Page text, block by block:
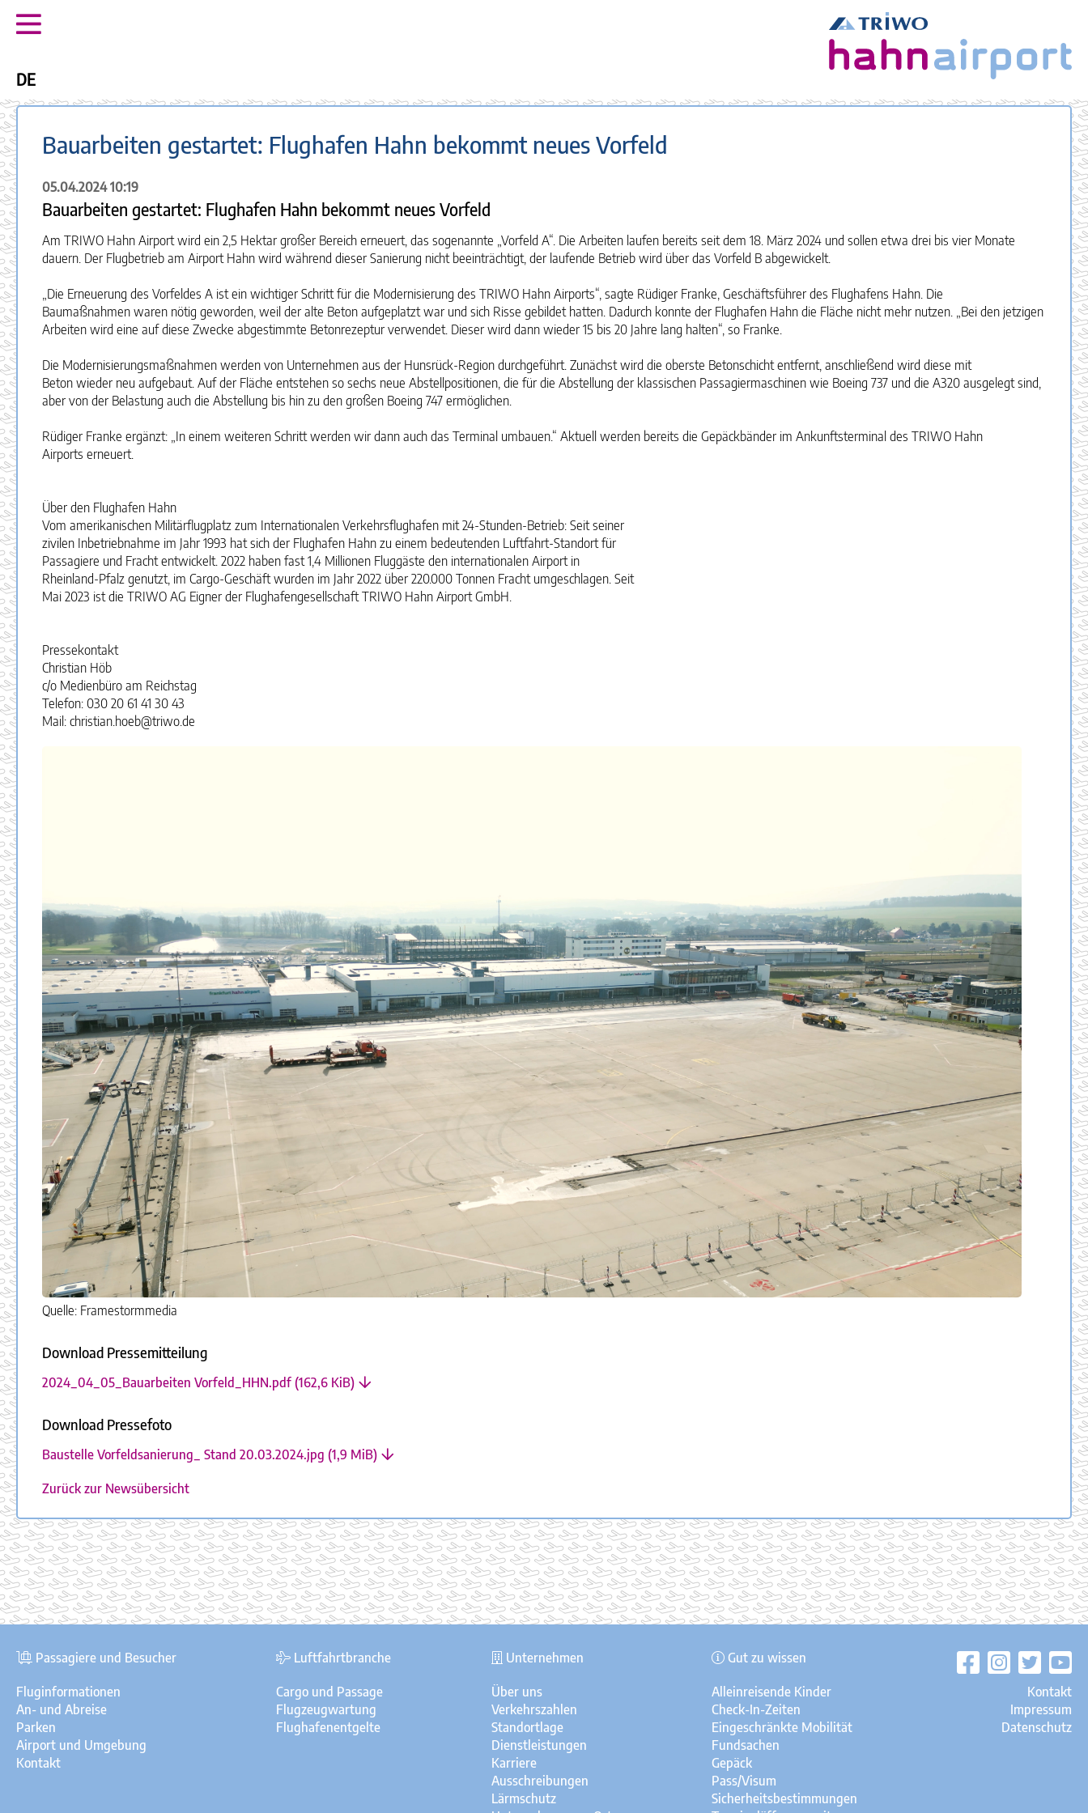
DE
Bauarbeiten gestartet: Flughafen Hahn bekommt neues Vorfeld
05.04.2024 10:19
Bauarbeiten gestartet: Flughafen Hahn bekommt neues Vorfeld
Am TRIWO Hahn Airport wird ein 2,5 Hektar großer Bereich erneuert, das sogenannte „Vorfeld A“. Die Arbeiten laufen bereits seit dem 18. März 2024 und sollen etwa drei bis vier Monate
dauern. Der Flugbetrieb am Airport Hahn wird während dieser Sanierung nicht beeinträchtigt, der laufende Betrieb wird über das Vorfeld B abgewickelt.
„Die Erneuerung des Vorfeldes A ist ein wichtiger Schritt für die Modernisierung des TRIWO Hahn Airports“, sagte Rüdiger Franke, Geschäftsführer des Flughafens Hahn. Die
Baumaßnahmen waren nötig geworden, weil der alte Beton aufgeplatzt war und sich Risse gebildet hatten. Dadurch konnte der Flughafen Hahn die Fläche nicht mehr nutzen. „Bei den jetzigen
Arbeiten wird eine auf diese Zwecke abgestimmte Betonrezeptur verwendet. Dieser wird dann wieder 15 bis 20 Jahre lang halten“, so Franke.
Die Modernisierungsmaßnahmen werden von Unternehmen aus der Hunsrück-Region durchgeführt. Zunächst wird die oberste Betonschicht entfernt, anschließend wird diese mit
Beton wieder neu aufgebaut. Auf der Fläche entstehen so sechs neue Abstellpositionen, die für die Abstellung der klassischen Passagiermaschinen wie Boeing 737 und die A320 ausgelegt sind,
aber von der Belastung auch die Abstellung bis hin zu den großen Boeing 747 ermöglichen.
Rüdiger Franke ergänzt: „In einem weiteren Schritt werden wir dann auch das Terminal umbauen.“ Aktuell werden bereits die Gepäckbänder im Ankunftsterminal des TRIWO Hahn
Airports erneuert.
Über den Flughafen Hahn
Vom amerikanischen Militärflugplatz zum Internationalen Verkehrsflughafen mit 24-Stunden-Betrieb: Seit seiner
zivilen Inbetriebnahme im Jahr 1993 hat sich der Flughafen Hahn zu einem bedeutenden Luftfahrt-Standort für
Passagiere und Fracht entwickelt. 2022 haben fast 1,4 Millionen Fluggäste den internationalen Airport in
Rheinland-Pfalz genutzt, im Cargo-Geschäft wurden im Jahr 2022 über 220.000 Tonnen Fracht umgeschlagen. Seit
Mai 2023 ist die TRIWO AG Eigner der Flughafengesellschaft TRIWO Hahn Airport GmbH.
Pressekontakt
Christian Höb
c/o Medienbüro am Reichstag
Telefon: 030 20 61 41 30 43
Mail: christian.hoeb@triwo.de
Quelle: Framestormmedia
Download Pressemitteilung
2024_04_05_Bauarbeiten Vorfeld_HHN.pdf (162,6 KiB)
Download Pressefoto
Baustelle Vorfeldsanierung_ Stand 20.03.2024.jpg (1,9 MiB)
Zurück zur Newsübersicht
Passagiere und Besucher
Fluginformationen
An- und Abreise
Parken
Airport und Umgebung
Kontakt
Luftfahrtbranche
Cargo und Passage
Flugzeugwartung
Flughafenentgelte
Unternehmen
Über uns
Verkehrszahlen
Standortlage
Dienstleistungen
Karriere
Ausschreibungen
Lärmschutz
Gut zu wissen
Alleinreisende Kinder
Check-In-Zeiten
Eingeschränkte Mobilität
Fundsachen
Gepäck
Pass/Visum
Sicherheitsbestimmungen
Kontakt
Impressum
Datenschutz